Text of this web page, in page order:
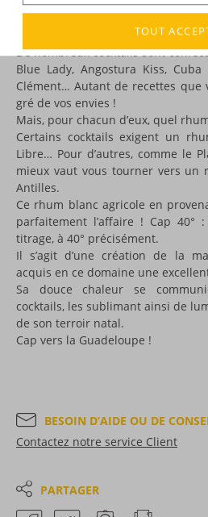
De nombreux cocktails sont
Blue Lady, Angostura Kiss,
Clément… Autant de recettes que
gré de vos envies !
Mais, pour chacun d’eux, quel
Certains cocktails exigent un
Libre… Pour d’autres, comme le
mieux vaut vous tourner vers un
Antilles.
Ce rhum blanc agricole en
parfaitement l’affaire ! Cap
titrage, à 40° précisément.
Il s’agit d’une création de la
acquis en ce domaine une
Sa douce chaleur se
cocktails, les sublimant ainsi de
de son terroir natal.
Cap vers la Guadeloupe !
BESOIN D’AIDE OU DE
Contactez notre service Client
PARTAGER
TOUT